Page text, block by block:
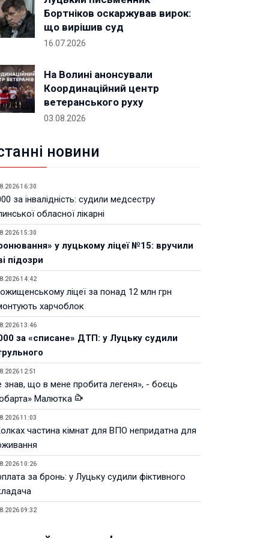
Бортніков оскаржував вирок:
що вирішив суд
16.07.2026
На Волині анонсували
Координаційний центр
ветеранського руху
03.08.2026
новини
16:30
за інвалідність: судили медсестру
обласної лікарні
15:30
у луцькому ліцеї №15: вручили
підозри
14:42
ліцеї за понад 12 млн грн
харчоблок
13:46
за «списане» ДТП: у Луцьку судили
12:51
знав, що в мене пробита легеня», - боєць
Малютка
11:03
частина кімнат для ВПО непридатна для
10:26
за бронь: у Луцьку судили фіктивного
09:32